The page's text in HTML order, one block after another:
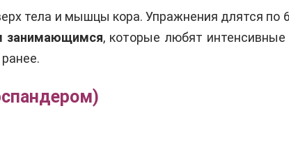
тела и мышцы кора. Упражнения длятся по
занимающимся, которые любят